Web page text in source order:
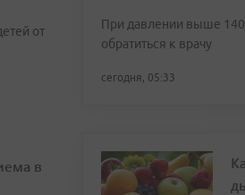
от
в
При давлении выше
обратиться к врачу
сегодня, 05:33